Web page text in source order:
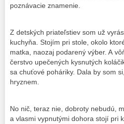
poznávacie znamenie.
Z detských priateľstiev som už
kuchyňa. Stojím pri stole, okolo
matka, naozaj podarený výber. A
čerstvo upečených kysnutých
sa chuťové poháriky. Dala by som
hryznem.
No nič, teraz nie, dobroty nebudú,
a vlasmi vypnutými dohora stojí pri